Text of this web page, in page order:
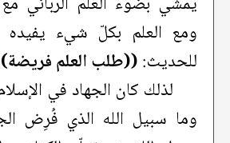
ومع العلم بكلّ شيء يفيده
للحديث:((طلب العلم
لذلك كان الجهاد في
وما سبيل الله الذي فُرِض